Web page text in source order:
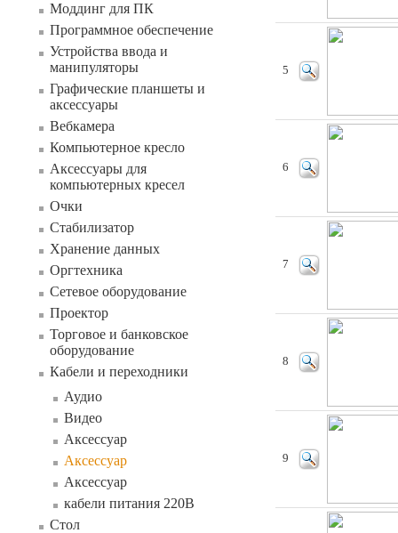
Моддинг для ПК
Программное обеспечение
Устройства ввода и
манипуляторы
Графические планшеты и
аксессуары
Вебкамера
Компьютерное кресло
Аксессуары для
компьютерных кресел
Очки
Стабилизатор
Хранение данных
Оргтехника
Сетевое оборудование
Проектор
Торговое и банковское
оборудование
Кабели и переходники
Аудио
Видео
Аксессуар
Аксессуар
Аксессуар
кабели питания 220В
Стол
5
6
7
8
9